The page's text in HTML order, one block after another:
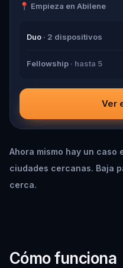
suspects, and expose the
📍 Empieza en Abilene
Duo · 2 dispositivos
Fellowship · hasta 5
Ver
Ahora mismo hay un caso
ciudades cercanas. Baja
cerca.
Cómo funciona